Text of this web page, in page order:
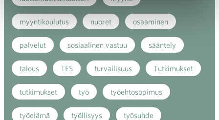
myyntikoulutus nuoret osaaminen
palvelut sosiaalinen vastuu sääntely
talous TES turvallisuus Tutkimukset
tutkimukset työ työehtosopimus
työelämä työllisyys työsuhde